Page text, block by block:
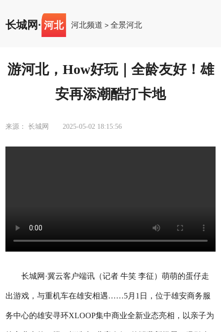
长城网 · 河北 河北频道 >全景河北
游河北，How好玩｜全龄友好！雄
安再添潮酷打卡地
来源： 长城网 2025-05-02 18:15:56
长城网·冀云客户端讯（记者 牛笑 李征）萌萌的蛋仔走
出游戏，与重机车在雄安相遇……5月1日，位于雄安商务服
务中心的雄安寻环XLOOP集中商业全新业态亮相，以亲子为